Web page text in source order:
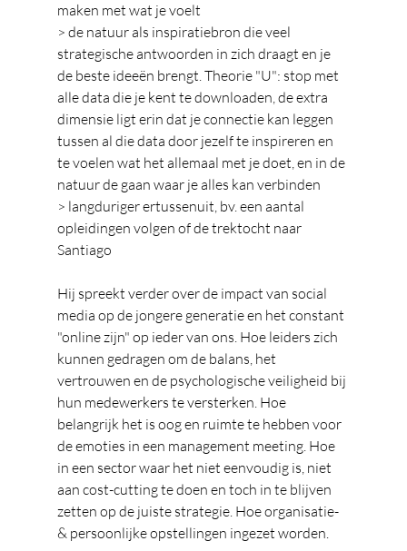
maken met wat je voelt
> de natuur als inspiratiebron die veel
strategische antwoorden in zich draagt en je
de beste ideeën brengt. Theorie "U": stop met
alle data die je kent te downloaden, de extra
dimensie ligt erin dat je connectie kan leggen
tussen al die data door jezelf te inspireren en
te voelen wat het allemaal met je doet, en in de
natuur de gaan waar je alles kan verbinden
> langduriger ertussenuit, bv. een aantal
opleidingen volgen of de trektocht naar
Santiago
Hij spreekt verder over de impact van social
media op de jongere generatie en het constant
"online zijn" op ieder van ons. Hoe leiders zich
kunnen gedragen om de balans, het
vertrouwen en de psychologische veiligheid bij
hun medewerkers te versterken. Hoe
belangrijk het is oog en ruimte te hebben voor
de emoties in een management meeting. Hoe
in een sector waar het niet eenvoudig is, niet
aan cost-cutting te doen en toch in te blijven
zetten op de juiste strategie. Hoe organisatie-
& persoonlijke opstellingen ingezet worden.